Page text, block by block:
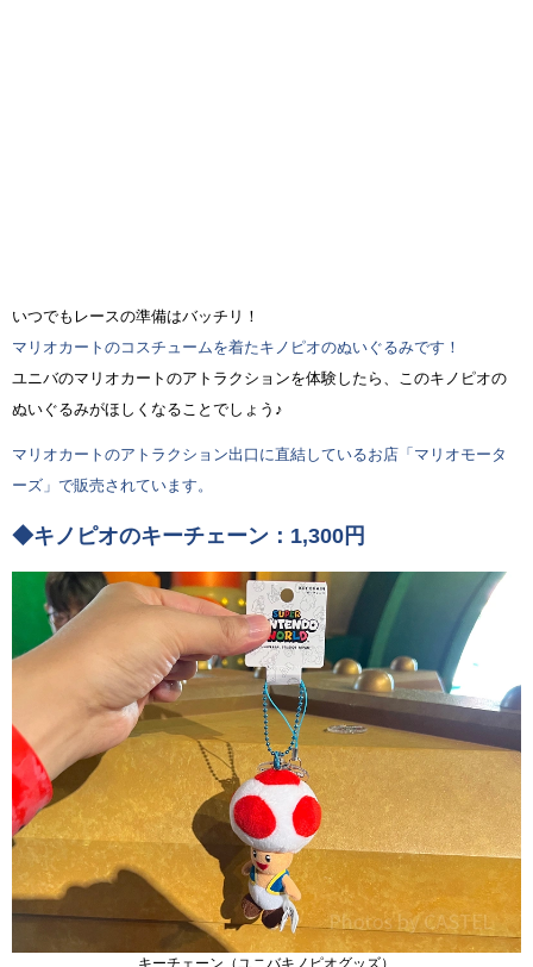
いつでもレースの準備はバッチリ！
マリオカートのコスチュームを着たキノピオのぬいぐるみです！
ユニバのマリオカートのアトラクションを体験したら、このキノピオの
ぬいぐるみがほしくなることでしょう♪
マリオカートのアトラクション出口に直結しているお店「マリオモータ
ーズ」で販売されています。
◆キノピオのキーチェーン：1,300円